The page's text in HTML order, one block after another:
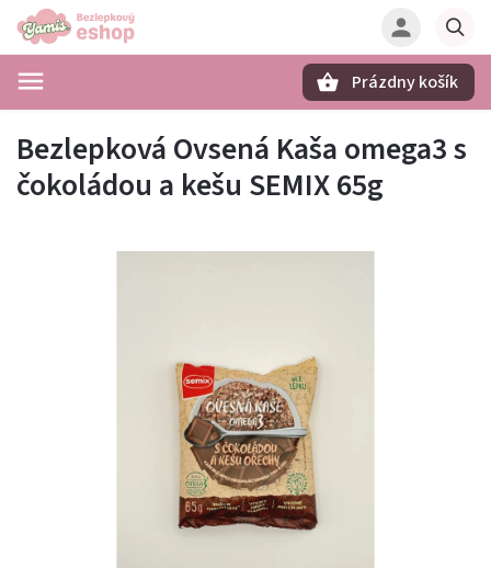
Prázdny košík
Bezlepková Ovsená Kaša omega3 s
čokoládou a kešu SEMIX 65g